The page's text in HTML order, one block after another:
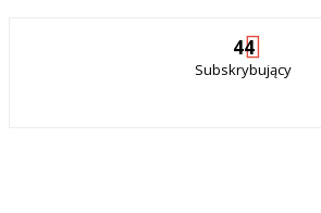
44
Subskrybujący